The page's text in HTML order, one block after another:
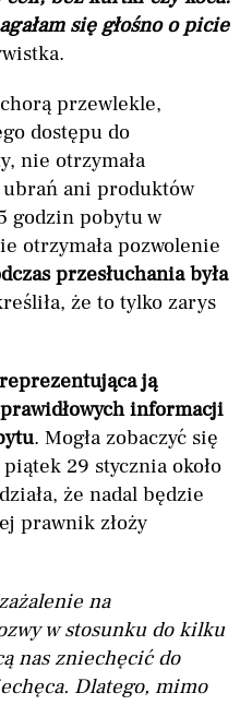
się głośno o picie
przewlekle,
dostępu do
nie otrzymała
ubrań ani produktów
godzin pobytu w
otrzymała pozwolenie
przesłuchania była
że to tylko zarys
ją
informacji
. Mogła zobaczyć się
29 stycznia około
że nadal będzie
prawnik złoży
na
w stosunku do kilku
nas zniechęcić do
Dlatego, mimo